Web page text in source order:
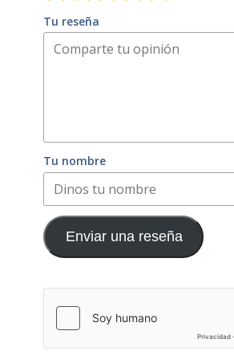
Tu reseña
Tu nombre
Enviar una reseña